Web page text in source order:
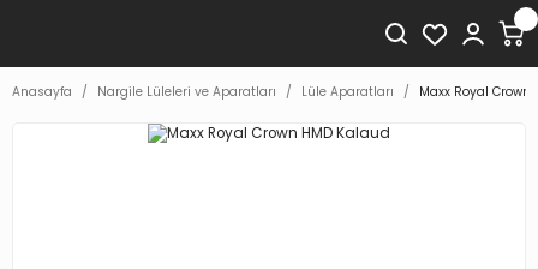
Anasayfa Nargile Lüleleri ve Aparatları Lüle Aparatları Maxx Royal Crown